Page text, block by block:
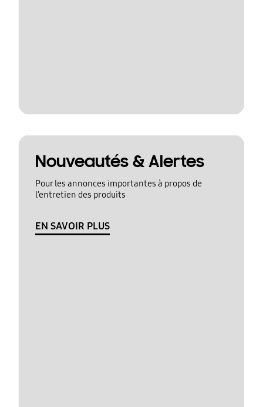
Nouveautés & Alertes
Pour les annonces importantes à propos de
l’entretien des produits
EN SAVOIR PLUS